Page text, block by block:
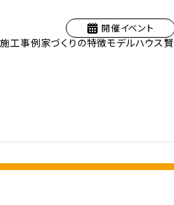
開催イベント
施工事例家づくりの特徴モデルハウス